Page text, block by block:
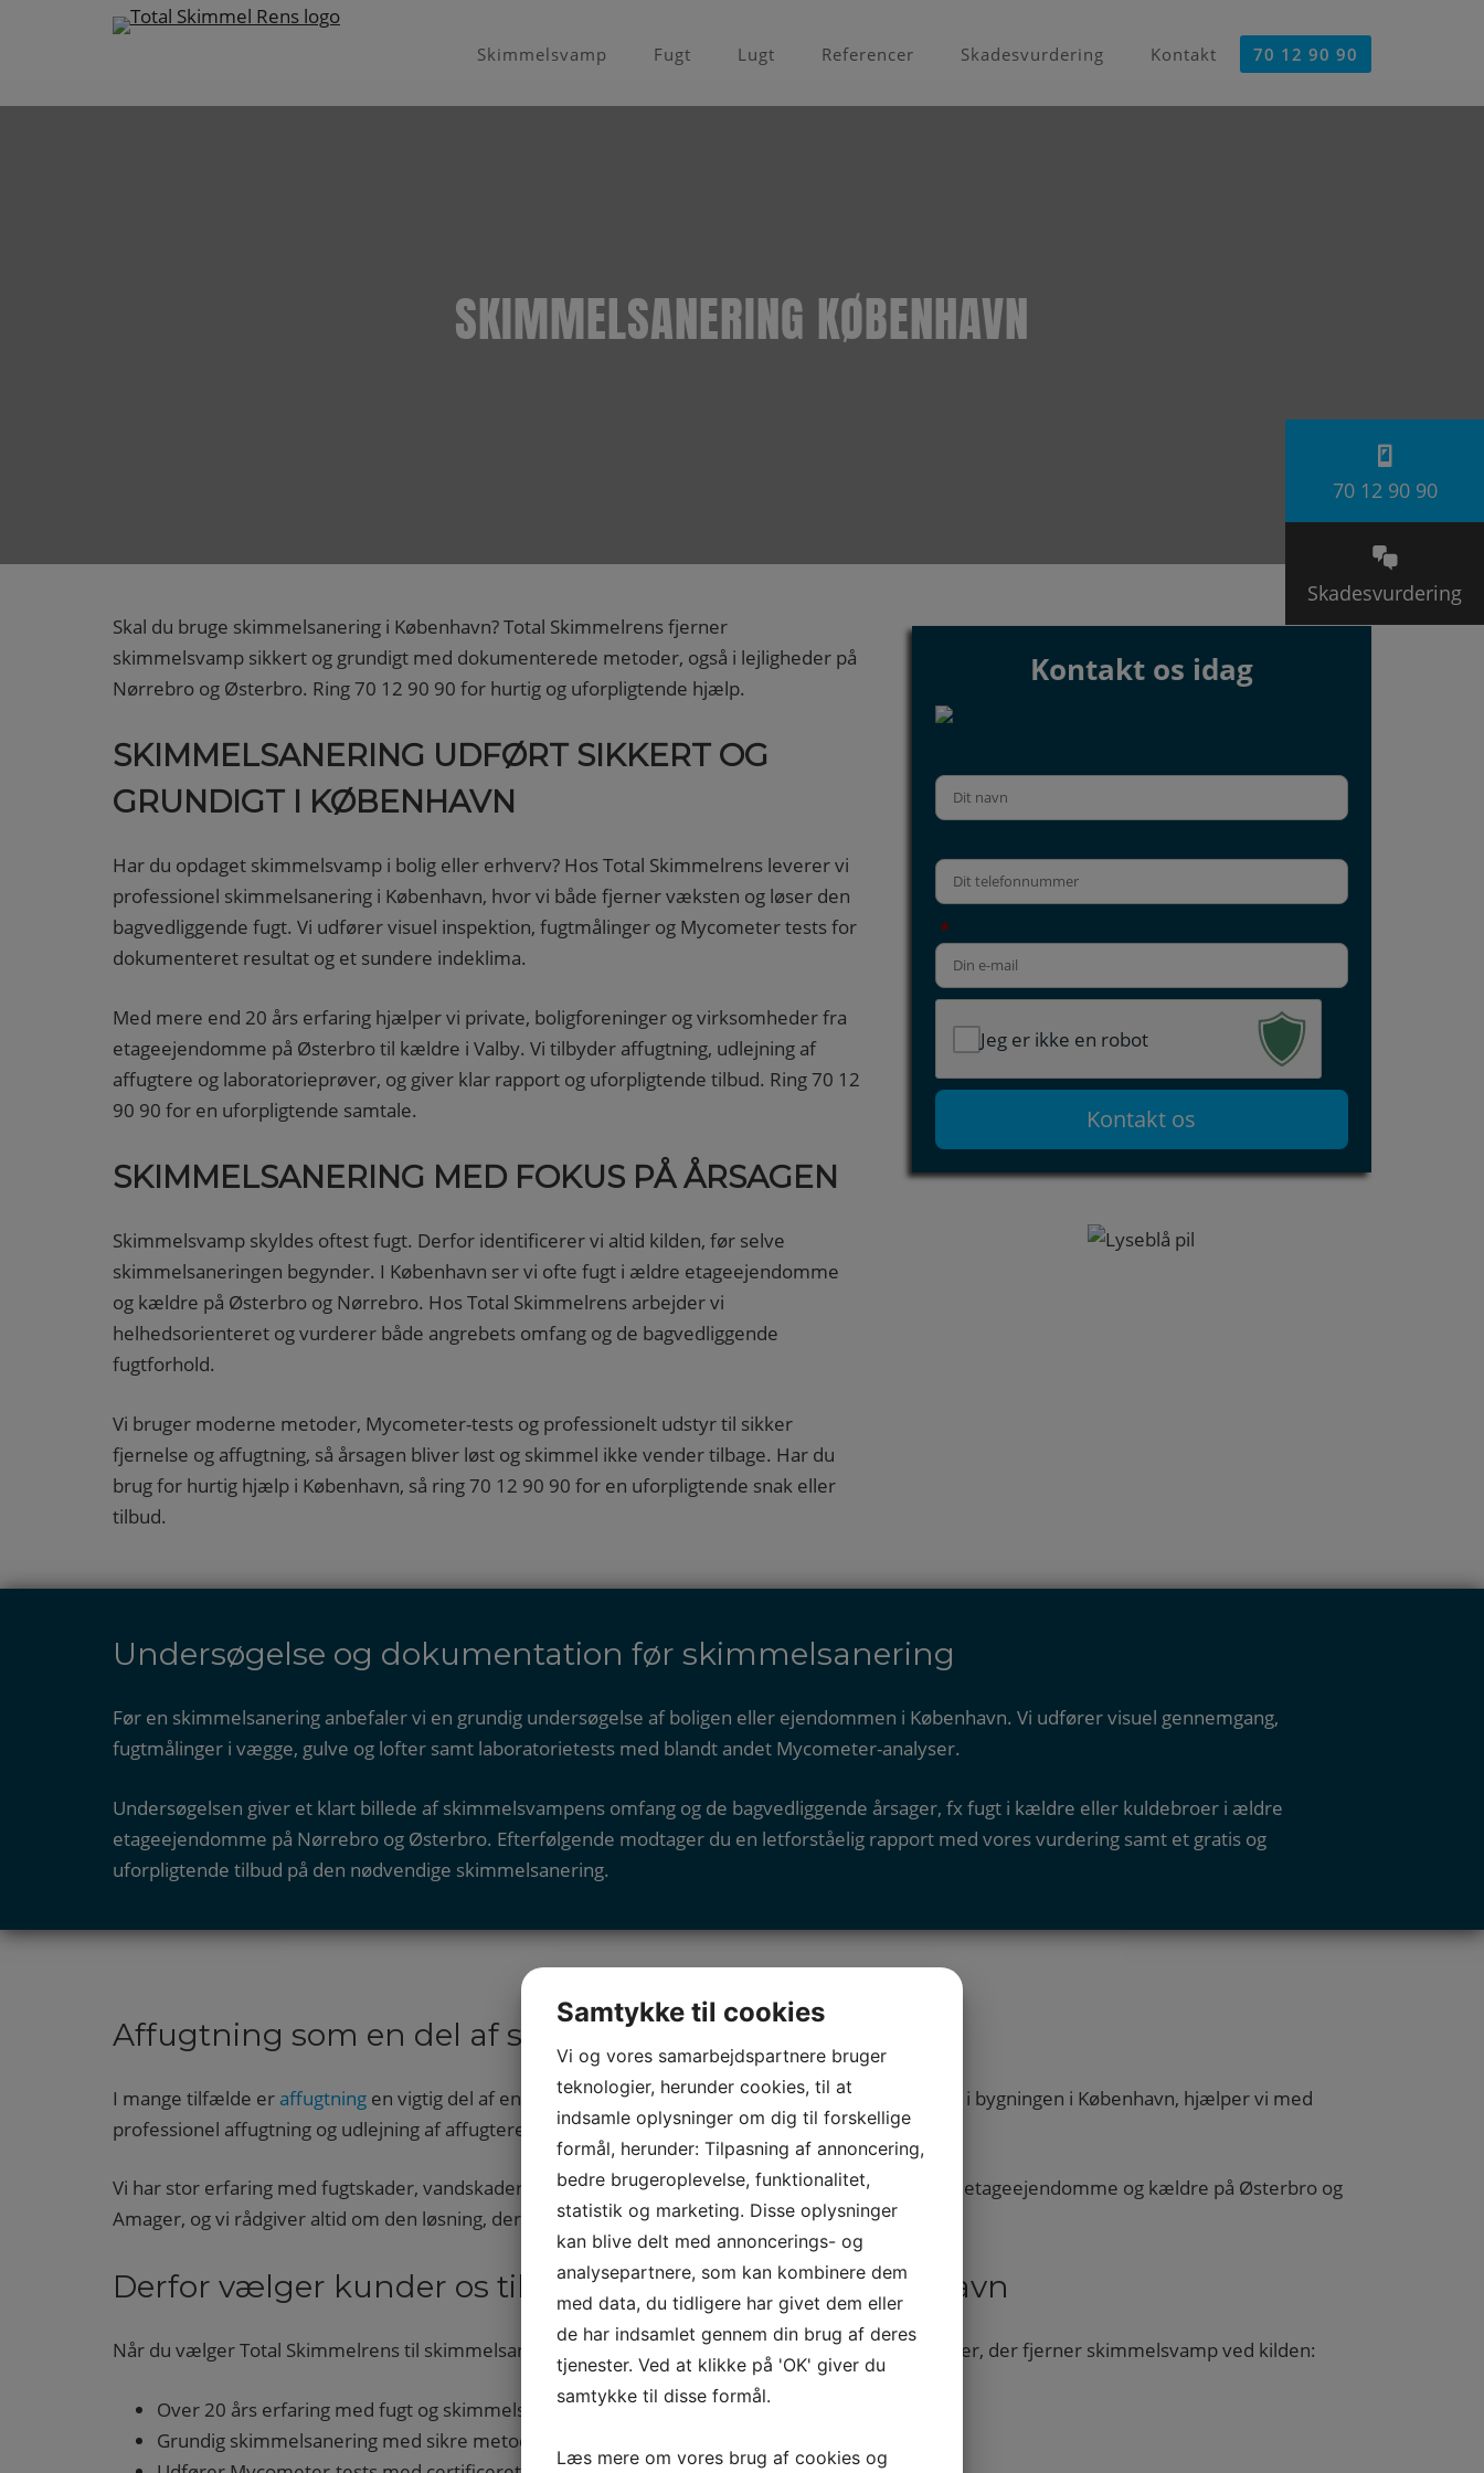
Skimmelsvamp Fugt Lugt Referencer Skadesvurdering Kontakt 70 12 90 90
SKIMMELSANERING KØBENHAVN
Skal du bruge skimmelsanering i København? Total Skimmelrens fjerner
skimmelsvamp sikkert og grundigt med dokumenterede metoder, også i lejligheder på
Nørrebro og Østerbro. Ring 70 12 90 90 for hurtig og uforpligtende hjælp.
SKIMMELSANERING UDFØRT SIKKERT OG
GRUNDIGT I KØBENHAVN
Har du opdaget skimmelsvamp i bolig eller erhverv? Hos Total Skimmelrens leverer vi
professionel skimmelsanering i København, hvor vi både fjerner væksten og løser den
bagvedliggende fugt. Vi udfører visuel inspektion, fugtmålinger og Mycometer tests for
dokumenteret resultat og et sundere indeklima.
Med mere end 20 års erfaring hjælper vi private, boligforeninger og virksomheder fra
etageejendomme på Østerbro til kældre i Valby. Vi tilbyder affugtning, udlejning af
affugtere og laboratorieprøver, og giver klar rapport og uforpligtende tilbud. Ring 70 12
90 90 for en uforpligtende samtale.
SKIMMELSANERING MED FOKUS PÅ ÅRSAGEN
Skimmelsvamp skyldes oftest fugt. Derfor identificerer vi altid kilden, før selve
skimmelsaneringen begynder. I København ser vi ofte fugt i ældre etageejendomme
og kældre på Østerbro og Nørrebro. Hos Total Skimmelrens arbejder vi
helhedsorienteret og vurderer både angrebets omfang og de bagvedliggende
fugtforhold.
Vi bruger moderne metoder, Mycometer-tests og professionelt udstyr til sikker
fjernelse og affugtning, så årsagen bliver løst og skimmel ikke vender tilbage. Har du
brug for hurtig hjælp i København, så ring 70 12 90 90 for en uforpligtende snak eller
tilbud.
Kontakt os idag
*
Jeg er ikke en robot
70 12 90 90
Skadesvurdering
Undersøgelse og dokumentation før skimmelsanering
Før en skimmelsanering anbefaler vi en grundig undersøgelse af boligen eller ejendommen i København. Vi udfører visuel gennemgang,
fugtmålinger i vægge, gulve og lofter samt laboratorietests med blandt andet Mycometer-analyser.
Undersøgelsen giver et klart billede af skimmelsvampens omfang og de bagvedliggende årsager, fx fugt i kældre eller kuldebroer i ældre
etageejendomme på Nørrebro og Østerbro. Efterfølgende modtager du en letforståelig rapport med vores vurdering samt et gratis og
uforpligtende tilbud på den nødvendige skimmelsanering.
Affugtning som en del af skimmelsanering
I mange tilfælde er affugtning en vigtig del af en effektiv skimmelsanering. Hvis der er forhøjet fugt i bygningen i København, hjælper vi med
professionel affugtning og udlejning af affugtere til både private og erhverv.
Vi har stor erfaring med fugtskader, vandskader og skimmelsvamp samt indeklima i københavnske etageejendomme og kældre på Østerbro og
Amager, og vi rådgiver altid om den løsning, der passer bedst til den konkrete situation.
Derfor vælger kunder os til skimmelsanering i København
Når du vælger Total Skimmelrens til skimmelsanering i København, får du hurtig hjælp fra specialister, der fjerner skimmelsvamp ved kilden:
Over 20 års erfaring med fugt og skimmelsvamp
Grundig skimmelsanering med sikre metoder
Samtykke til cookies
Vi og vores samarbejdspartnere bruger
teknologier, herunder cookies, til at
indsamle oplysninger om dig til forskellige
formål, herunder: Tilpasning af annoncering,
bedre brugeroplevelse, funktionalitet,
statistik og marketing. Disse oplysninger
kan blive delt med annoncerings- og
analysepartnere, som kan kombinere dem
med data, du tidligere har givet dem eller
de har indsamlet gennem din brug af deres
tjenester. Ved at klikke på 'OK' giver du
samtykke til disse formål.
Læs mere om vores brug af cookies og